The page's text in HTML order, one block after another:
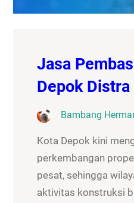
Jasa
Depok
Bambang
Kota Depok kini
perkembangan
pesat, sehingga
aktivitas konstruksi